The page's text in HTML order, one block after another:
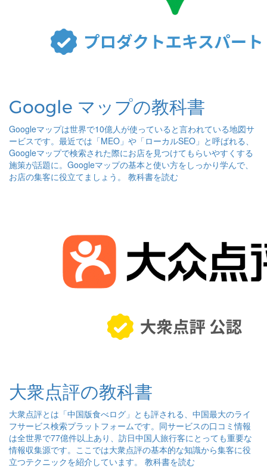
Google マップの教科書
Googleマップは世界で10億人が使っていると言われている地図サ
ービスです。最近では「MEO」や「ローカルSEO」と呼ばれる、
Googleマップで検索された際にお店を見つけてもらいやすくする
施策が話題に。Googleマップの基本と使い方をしっかり学んで、
お店の集客に役立てましょう。 教科書を読む
大衆点評の教科書
大衆点評とは「中国版食べログ」とも評される、中国最大のライ
フサービス検索プラットフォームです。同サービスの口コミ情報
は全世界で77億件以上あり、訪日中国人旅行客にとっても重要な
情報収集源です。ここでは大衆点評の基本的な知識から集客に役
立つテクニックを紹介しています。 教科書を読む